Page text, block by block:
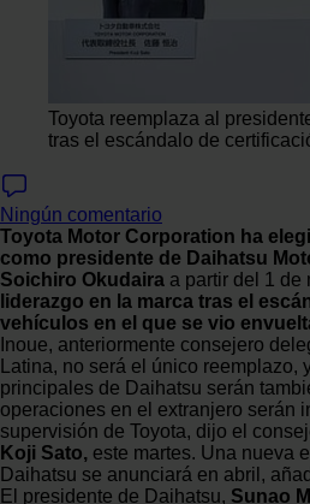
Toyota reemplaza al
tras el escándalo de
Ningún comentario
Toyota Motor Corporation ha
como presidente de Daihatsu
Soichiro Okudaira a partir del 1 de
liderazgo en la marca tras el
vehículos en el que se vio
Inoue, anteriormente consejero
Latina, no será el único reemplazo,
principales de Daihatsu serán
operaciones en el extranjero serán
supervisión de Toyota, dijo el
Koji Sato, este martes. Una nueva
Daihatsu se anunciará en abril,
El presidente de Daihatsu, Sunao